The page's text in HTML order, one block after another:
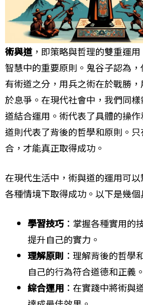
術與道，即策略與哲理的雙重運
智慧中的重要原則。鬼谷子認為
有術道之分，用兵之術在於戰勝
於息爭。在現代社會中，我們同
道結合運用。術代表了具體的操
道則代表了背後的哲學和原則。
合，才能真正取得成功。
在現代生活中，術與道的運用可
各種情境下取得成功。以下是幾個
學習技巧 ：掌握各種實用的
提升自己的實力。
理解原則 ：理解背後的哲學
自己的行為符合道德和正義。
綜合運用 ：在實踐中將術與